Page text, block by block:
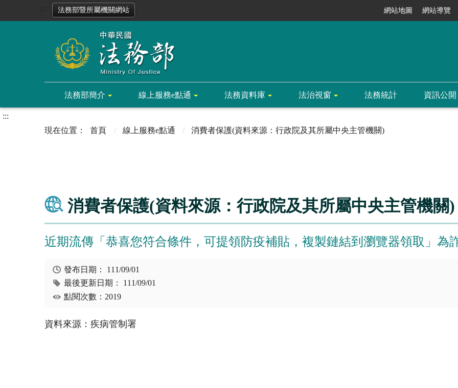
法務部暨所屬機關網站 網站地圖 網站導覽
法務部簡介 線上服務e點通 法務資料庫 法治視窗 法務統計 資訊公開
:::
首頁
線上服務e點通 消費者保護(資料來源：行政院及其所屬中央主管機關)
消費者保護(資料來源：行政院及其所屬中央主管機關)
近期流傳「恭喜您符合條件，可提領防疫補貼，複製鏈結到瀏覽器領取」為
發布日期： 111/09/01
最後更新日期： 111/09/01
點閱次數：2019
資料來源：疾病管制署